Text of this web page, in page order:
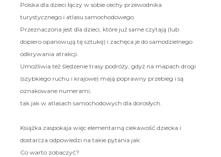
Polska dla dzieci łączy w sobie cechy przewodnika
turystycznego i atlasu samochodowego.
Przeznaczona jest dla dzieci, które już same czytają (lub
dopiero opanowują tę sztukę) i zachęca je do samodzielnego
odkrywania atrakcji.
Umożliwia też śledzenie trasy podróży, gdyż na mapach drogi
(szybkiego ruchu i krajowe) mają poprawny przebieg i są
oznakowane numerami,
tak jak w atlasach samochodowych dla dorosłych.
Książka zaspokaja więc elementarną ciekawość dziecka i
dostarcza odpowiedzi na takie pytania jak:
Co warto zobaczyć?